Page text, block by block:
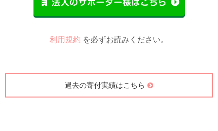
利用規約 を必ずお読みください。
過去の寄付実績はこちら